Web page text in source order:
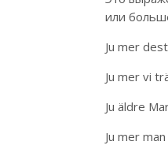
или
Ju mer
Ju mer vi
Ju äldre
Ju mer